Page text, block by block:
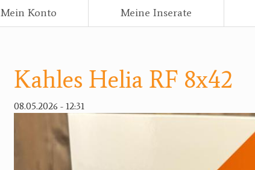
Mein Konto Meine Inserate
Kahles Helia RF 8x42
08.05.2026 - 12:31